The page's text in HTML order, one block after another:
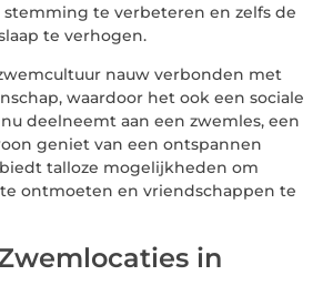
te verbeteren en zelfs de
te verhogen.
nauw verbonden met
waardoor het ook een sociale
deelneemt aan een zwemles, een
geniet van een ontspannen
talloze mogelijkheden om
ontmoeten en vriendschappen te
in